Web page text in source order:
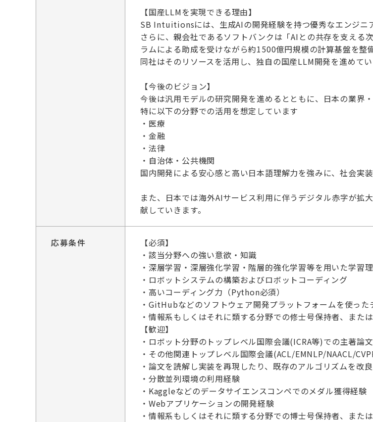
【国産LLMを実現できる理由】
SB Intuitionsには、生成AIの開発経験を持つ優秀なエンジニ
さらに、親会社であるソフトバンクは「AIとの共存を支える
ラムによる助成を受けながら約1500億円規模の計算基盤を整
同社はそのリソースを活用し、独自の国産LLM開発を進めてい
【今後のビジョン】
今後は汎用モデルの研究開発を進めるとともに、日本の業界
特に以下の分野での活用を想定しています
・医療
・金融
・法律
・自治体・公共機関
国内開発による安心感と高い日本語理解力を強みに、社会実装
また、日本では海外AIサービス利用に伴うデジタル赤字が拡
献していきます。
応募条件
【必須】
・該当分野への強い意欲・知識
・深層学習・深層強化学習・階層的強化学習等を用いた学習
・ロボットシステムの構築およびロボットコーディング
・高いコーディング力（Python必須）
・GitHubなどのソフトウェア開発プラットフォームを使った
・情報系もしくはそれに類する分野での修士号保持者、また
【歓迎】
・ロボット分野のトップレベル国際会議(ICRA等)での主著論
・その他関連トップレベル国際会議(ACL/EMNLP/NAACL/
・論文を読解し実装を再現したり、既存のアルゴリズムを改
・分散並列環境の利用経験
・Kaggleなどのデータサイエンスコンペでのメダル獲得経験
・Webアプリケーションの開発経験
・情報系もしくはそれに類する分野での博士号保持者、また